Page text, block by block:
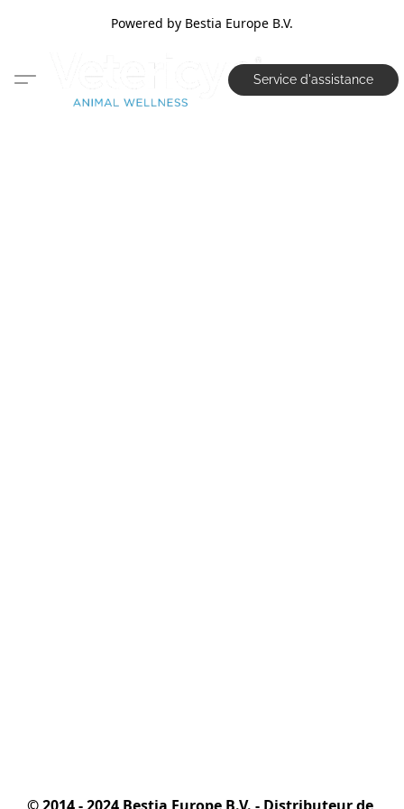
Powered by Bestia Europe B.V.
Service d'assistance